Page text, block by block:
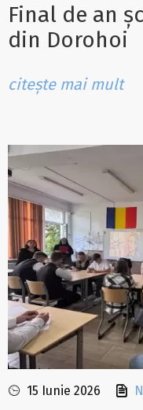
Final de an
din Dorohoi
citește mai mult
15 Iunie 2026